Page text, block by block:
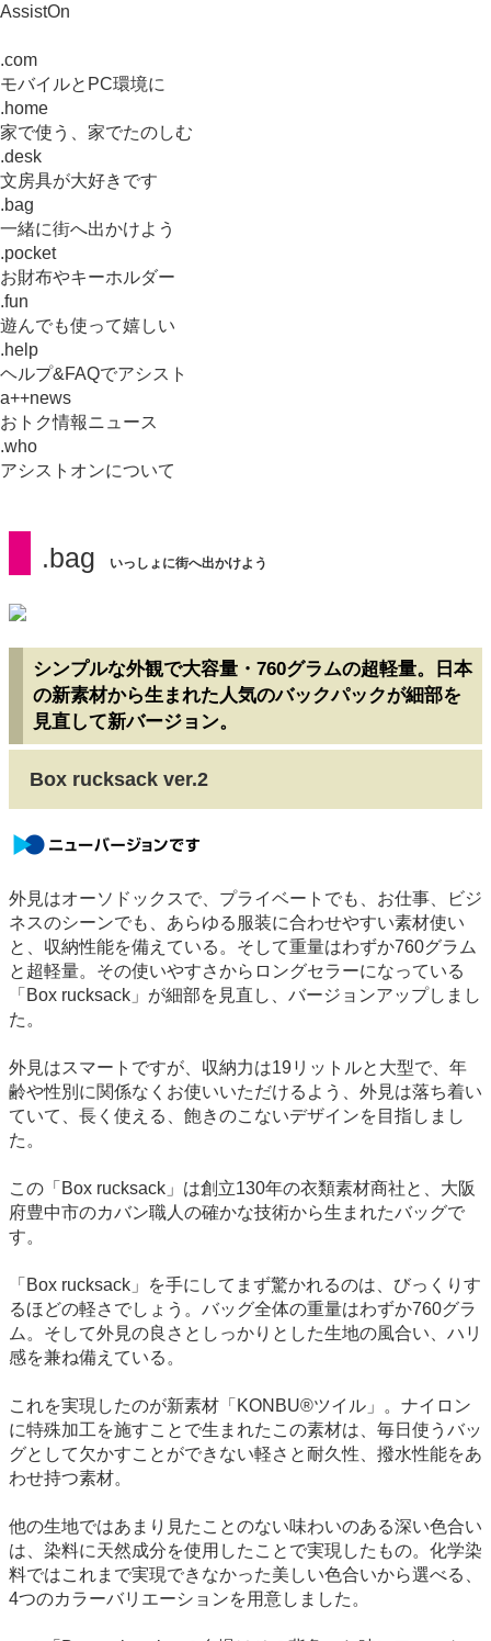
.bag いっしょに街へ出かけよう
シンプルな外観で大容量・760グラムの超軽量。日本
の新素材から生まれた人気のバックパックが細部を
見直して新バージョン。
Box rucksack ver.2
外見はオーソドックスで、プライベートでも、お仕事、ビジ
ネスのシーンでも、あらゆる服装に合わせやすい素材使い
と、収納性能を備えている。そして重量はわずか760グラム
と超軽量。その使いやすさからロングセラーになっている
「Box rucksack」が細部を見直し、バージョンアップしまし
た。
外見はスマートですが、収納力は19リットルと大型で、年
齢や性別に関係なくお使いいただけるよう、外見は落ち着い
ていて、長く使える、飽きのこないデザインを目指しまし
た。
この「Box rucksack」は創立130年の衣類素材商社と、大阪
府豊中市のカバン職人の確かな技術から生まれたバッグで
す。
「Box rucksack」を手にしてまず驚かれるのは、びっくりす
るほどの軽さでしょう。バッグ全体の重量はわずか760グラ
ム。そして外見の良さとしっかりとした生地の風合い、ハリ
感を兼ね備えている。
これを実現したのが新素材「KONBU®ツイル」。ナイロン
に特殊加工を施すことで生まれたこの素材は、毎日使うバッ
グとして欠かすことができない軽さと耐久性、撥水性能をあ
わせ持つ素材。
他の生地ではあまり見たことのない味わいのある深い色合い
は、染料に天然成分を使用したことで実現したもの。化学染
料ではこれまで実現できなかった美しい色合いから選べる、
4つのカラーバリエーションを用意しました。
AssistOn
.com
モバイルとPC環境に
.home
家で使う、家でたのしむ
.desk
文房具が大好きです
.bag
一緒に街へ出かけよう
.pocket
お財布やキーホルダー
.fun
遊んでも使って嬉しい
.help
ヘルプ&FAQでアシスト
a++news
おトク情報ニュース
.who
アシストオンについて